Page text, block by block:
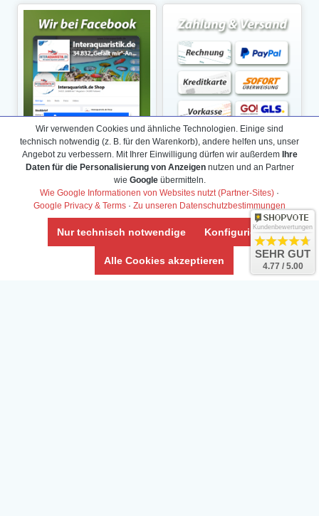
Wir verwenden Cookies und ähnliche Technologien. Einige sind
technisch notwendig (z. B. für den Warenkorb), andere helfen uns, unser
Angebot zu verbessern. Mit Ihrer Einwilligung dürfen wir außerdem Ihre
Daten für die Personalisierung von Anzeigennutzen und an Partner
wie Googleübermitteln.
Wie Google Informationen von Websites nutzt (Partner-Sites) ·
Google Privacy & Terms · Zu unseren Datenschutzbestimmungen
Nur technisch notwendige Konfigurieren
Alle Cookies akzeptieren
Kundenbewertungen
SEHR GUT
4.77 / 5.00